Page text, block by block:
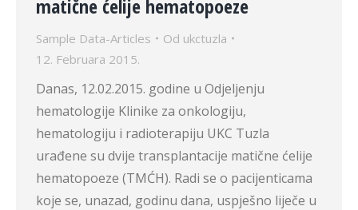
matične ćelije hematopoeze
Sample Data-Articles Od ukctuzla
12. Februara 2015.
Danas, 12.02.2015. godine u Odjeljenju
hematologije Klinike za onkologiju,
hematologiju i radioterapiju UKC Tuzla
urađene su dvije transplantacije matične ćelije
hematopoeze (TMĆH). Radi se o pacijenticama
koje se, unazad, godinu dana, uspješno liječe u